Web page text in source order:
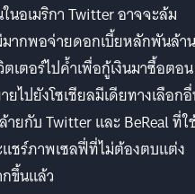
อเมริกา Twitter อาจจะล้ม
มากพอจ่ายดอกเบี้ยหลักพันล้าน
ตอร์ไปค้ำเพื่อกู้เงินมาซื้อตอน
ไปยังโซเชียลมีเดียทางเลือก
ยกับ Twitter และ BeReal ที่ใ
ชร์ภาพเซลฟี่ที่ไม่ต้องตบแต่ง
ขึ้นแล้ว